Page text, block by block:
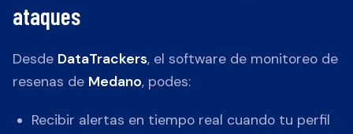
ataques
Desde DataTrackers, el software de monitoreo de
resenas de Medano, podes:
Recibir alertas en tiempo real cuando tu perfil